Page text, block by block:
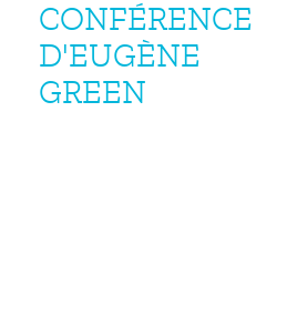
CONFÉRENCE
D'EUGÈNE
GREEN